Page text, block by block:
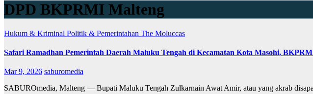
DPD BKPRMI Malteng
Hukum & Kriminal Politik & Pemerintahan The Moluccas
Safari Ramadhan Pemerintah Daerah Maluku Tengah di Kecamatan Kota Masohi,
Mar 9, 2026 saburomedia
SABUROmedia, Malteng — Bupati Maluku Tengah Zulkarnain Awat Amir, atau yang akrab